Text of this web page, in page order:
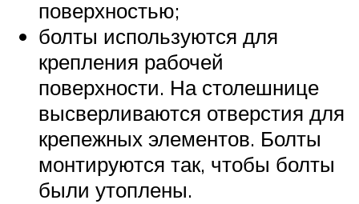
поверхностью;
болты используются для
крепления рабочей
поверхности. На столешнице
высверливаются отверстия для
крепежных элементов. Болты
монтируются так, чтобы болты
были утоплены.